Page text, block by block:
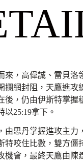
來，高偉誠、雷貝洛
攔網封阻，天鷹進攻
後，仍由伊斯特掌握
25:19拿下。
由思丹掌握進攻主力
特咬住比數，雙方僵
機會，最終天鷹由陳